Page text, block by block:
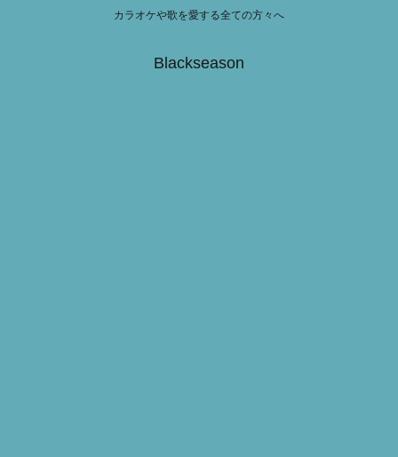
カラオケや歌を愛する全ての方々へ
Blackseason